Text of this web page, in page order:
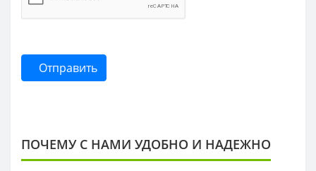
Отправить
ПОЧЕМУ С НАМИ УДОБНО И НАДЕЖНО